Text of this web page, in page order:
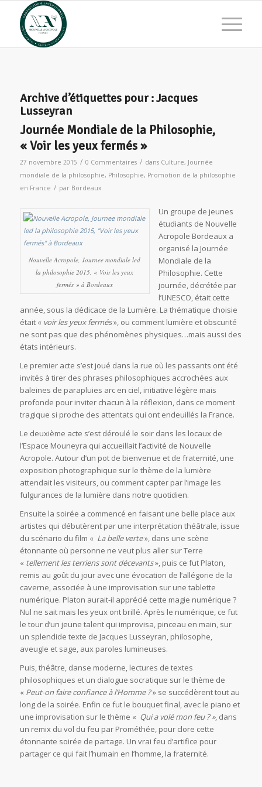
Archive d’étiquettes pour :Jacques
Lusseyran
Journée Mondiale de la Philosophie,
« Voir les yeux fermés »
27 novembre 2015 / 0 Commentaires / dans Culture, Journée
mondiale de la philosophie, Philosophie, Promotion de la philosophie
en France / par Bordeaux
Nouvelle Acropole, Journee mondiale led
la philosophie 2015, « Voir les yeux
fermés » à Bordeaux
Un groupe de jeunes
étudiants de Nouvelle
Acropole Bordeaux a
organisé la Journée
Mondiale de la
Philosophie. Cette
journée, décrétée par
l’UNESCO, était cette
année, sous la dédicace de la Lumière. La thématique choisie
était « voir les yeux fermés», ou comment lumière et obscurité
ne sont pas que des phénomènes physiques…mais aussi des
états intérieurs.
Le premier acte s’est joué dans la rue où les passants ont été
invités à tirer des phrases philosophiques accrochées aux
baleines de parapluies arc en ciel, initiative légère mais
profonde pour inviter chacun à la réflexion, dans ce moment
tragique si proche des attentats qui ont endeuillés la France.
Le deuxième acte s’est déroulé le soir dans les locaux de
l’Espace Mouneyra qui accueillait l’activité de Nouvelle
Acropole. Autour d’un pot de bienvenue et de fraternité, une
exposition photographique sur le thème de la lumière
attendait les visiteurs, ou comment capter par l’image les
fulgurances de la lumière dans notre quotidien.
Ensuite la soirée a commencé en faisant une belle place aux
artistes qui débutèrent par une interprétation théâtrale, issue
du scénario du film « La belle verte», dans une scène
étonnante où personne ne veut plus aller sur Terre
« tellement les terriens sont décevants», puis ce fut Platon,
remis au goût du jour avec une évocation de l’allégorie de la
caverne, associée à une improvisation sur une tablette
numérique. Platon aurait-il apprécié cette magie numérique ?
Nul ne sait mais les yeux ont brillé. Après le numérique, ce fut
le tour d’un jeune talent qui improvisa, pinceau en main, sur
un splendide texte de Jacques Lusseyran, philosophe,
aveugle et sage, aux paroles lumineuses.
Puis, théâtre, danse moderne, lectures de textes
philosophiques et un dialogue socratique sur le thème de
« Peut-on faire confiance à l’Homme ?» se succédèrent tout au
long de la soirée. Enfin ce fut le bouquet final, avec le piano et
une improvisation sur le thème « Qui a volé mon feu ? », dans
un remix du vol du feu par Prométhée, pour clore cette
étonnante soirée de partage. Un vrai feu d’artifice pour
partager ce qui fait l’humain en l’homme, la fraternité.